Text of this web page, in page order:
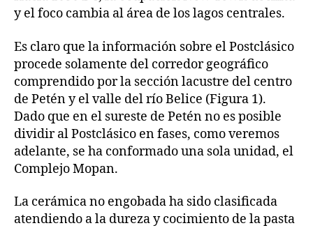
y el foco cambia al área de los lagos centrales.
Es claro que la información sobre el Postclásico
procede solamente del corredor geográfico
comprendido por la sección lacustre del centro
de Petén y el valle del río Belice (Figura 1).
Dado que en el sureste de Petén no es posible
dividir al Postclásico en fases, como veremos
adelante, se ha conformado una sola unidad, el
Complejo Mopan.
La cerámica no engobada ha sido clasificada
atendiendo a la dureza y cocimiento de la pasta